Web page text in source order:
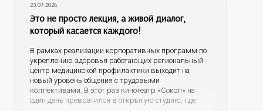
23.07.2026
Это не просто лекция, а живой диалог,
который касается каждого!
В рамках реализации корпоративных программ по
укреплению здоровья работающих региональный
центр медицинской профилактики выходит на
новый уровень общения с трудовыми
коллективами. В этот раз кинотеатр «Сокол» на
один день превратился в открытую студию, где